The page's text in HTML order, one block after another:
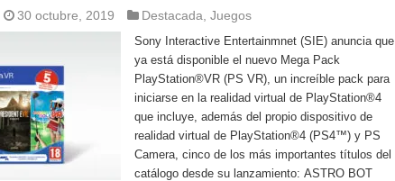
30 octubre, 2019 Destacada Juegos
Sony Interactive Entertainmnet (SIE) anuncia que
ya está disponible el nuevo Mega Pack
PlayStation®VR (PS VR), un increíble pack para
iniciarse en la realidad virtual de PlayStation®4
que incluye, además del propio dispositivo de
realidad virtual de PlayStation®4 (PS4™) y PS
Camera, cinco de los más importantes títulos del
catálogo desde su lanzamiento: ASTRO BOT